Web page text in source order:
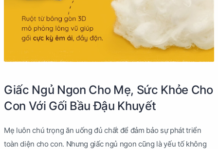
Giấc Ngủ Ngon Cho Mẹ, Sức Khỏe Cho
Con Với Gối Bầu Đậu Khuyết
Mẹ luôn chú trọng ăn uống đủ chất để đảm bảo sự phát triển
toàn diện cho con. Nhưng giấc ngủ ngon cũng là yếu tố không